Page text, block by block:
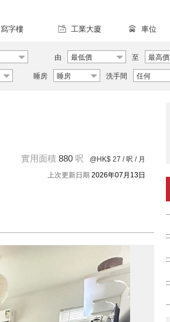
寫字樓 工業大廈 車位
由 最低價 至 最高價
睡房 睡房 洗手間 任何
實用面積 880 呎 @HK$ 27 / 呎 / 月
上次更新日期 2026年07月13日